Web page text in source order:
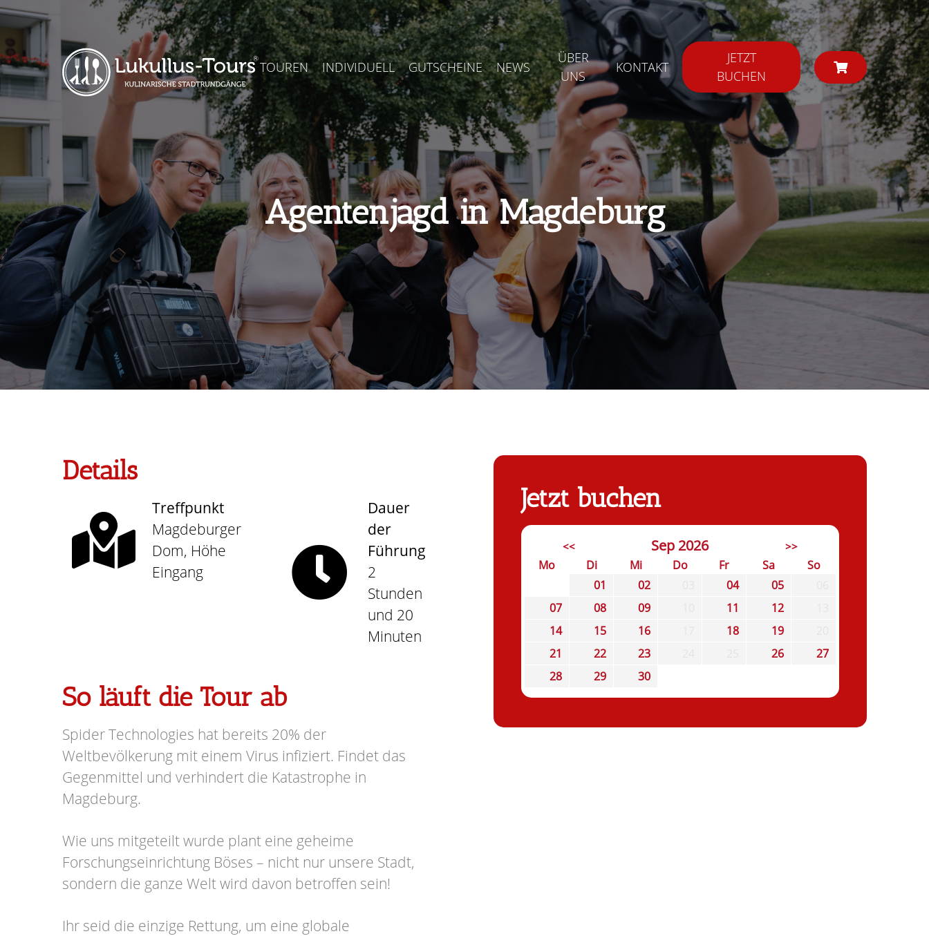
TOUREN INDIVIDUELL GUTSCHEINE NEWS
ÜBER
UNS
KONTAKT
JETZT
BUCHEN
Agentenjagd in Magdeburg
Details
Treffpunkt
Magdeburger
Dom, Höhe
Eingang
Dauer
der
Führung
2
Stunden
und 20
Minuten
So läuft die Tour ab
Spider Technologies hat bereits 20% der
Weltbevölkerung mit einem Virus infiziert. Findet das
Gegenmittel und verhindert die Katastrophe in
Magdeburg.
Wie uns mitgeteilt wurde plant eine geheime
Forschungseinrichtung Böses – nicht nur unsere Stadt,
sondern die ganze Welt wird davon betroffen sein!
Ihr seid die einzige Rettung, um eine globale
Jetzt buchen
<< Sep 2026 >>
Mo Di Mi Do Fr Sa
So
01
02 04 05
07
08 09 11 12
14
15 16 18 19
21
22 23 26
27
28
29 30